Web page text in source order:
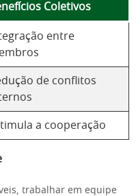
Coletivos
entre
de conflitos
a cooperação
trabalhar em equipe